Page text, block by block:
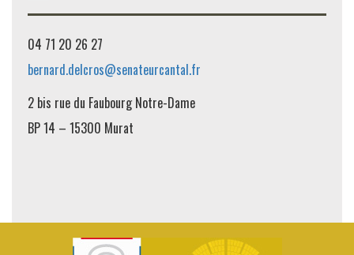
04 71 20 26 27
bernard.delcros@senateurcantal.fr
2 bis rue du Faubourg Notre-Dame
BP 14 – 15300 Murat